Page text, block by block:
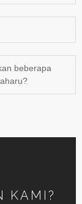
beberapa
KAMI?